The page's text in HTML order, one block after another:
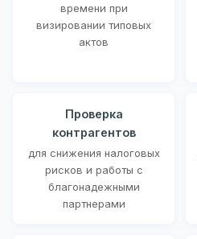
времени при
визировании типовых
актов
Проверка
контрагентов
для снижения налоговых
рисков и работы с
благонадежными
партнерами